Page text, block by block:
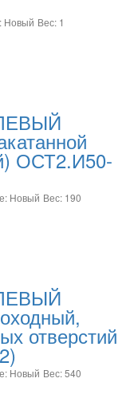
Новый Вес: 1
ОСТ2.И50-
Новый Вес: 190
отверстий
Новый Вес: 540